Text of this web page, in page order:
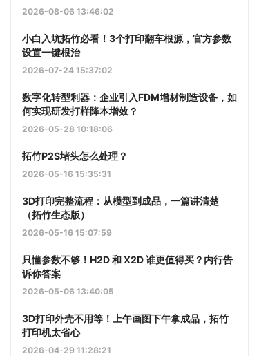
2026-08-06 13:46:02
小白入坑拓竹必看！3个打印翻车根源，官方参数
设置一键根治
2026-07-24 15:37:02
数字化转型利器：企业引入FDM增材制造设备，如
何实现研发打样降本增效？
2026-05-28 10:18:06
拓竹P2S堵头怎么处理？
2026-05-16 15:35:31
3D打印完整流程：从模型到成品，一篇讲清楚
（拓竹生态版）
2026-05-16 15:07:59
只懂参数不够！H2D 和 X2D 谁更值得买？内行告
诉你答案
2026-05-06 13:40:05
3D打印外壳不用等！上午画图下午拿成品，拓竹
打印机太省心
2026-04-29 11:28:21